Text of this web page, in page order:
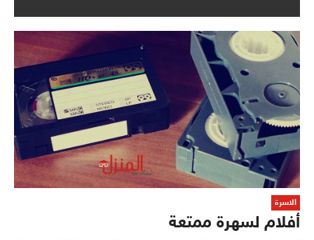
الاسرة
أفلام لسهرة ممتعة